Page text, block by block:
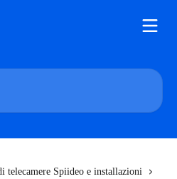
telecamere Spiideo e installazioni